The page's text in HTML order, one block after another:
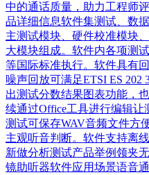
中的通话质量，助力工程师
品详细信息软件集测试、数
主测试模块、硬件校准模块
大模块组成。软件内各项测
等国际标准执行。软件具有
噪声回放可满足ETSI ES 202
出测试分数结果图表功能，
续通过Office工具进行编辑
测试可保存WAV音频文件方
主观听音判断。软件支持离
新做分析测试产品举例领夹
镜助听器软件应用场景语音